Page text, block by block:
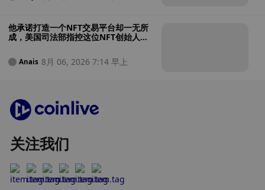
他承诺打造一个NFT交易平台却一无所
成，美国司法部指控这位NFT创始人涉
Anais 8月 06, 2026 7:14 早上
关注我们